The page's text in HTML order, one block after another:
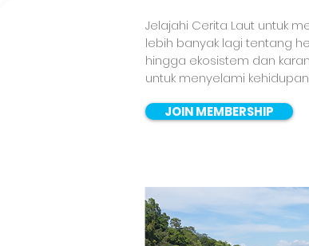
Jelajahi Cerita Laut untuk
lebih banyak lagi tentang
hingga ekosistem dan
untuk menyelami
JOIN MEMBERSHIP